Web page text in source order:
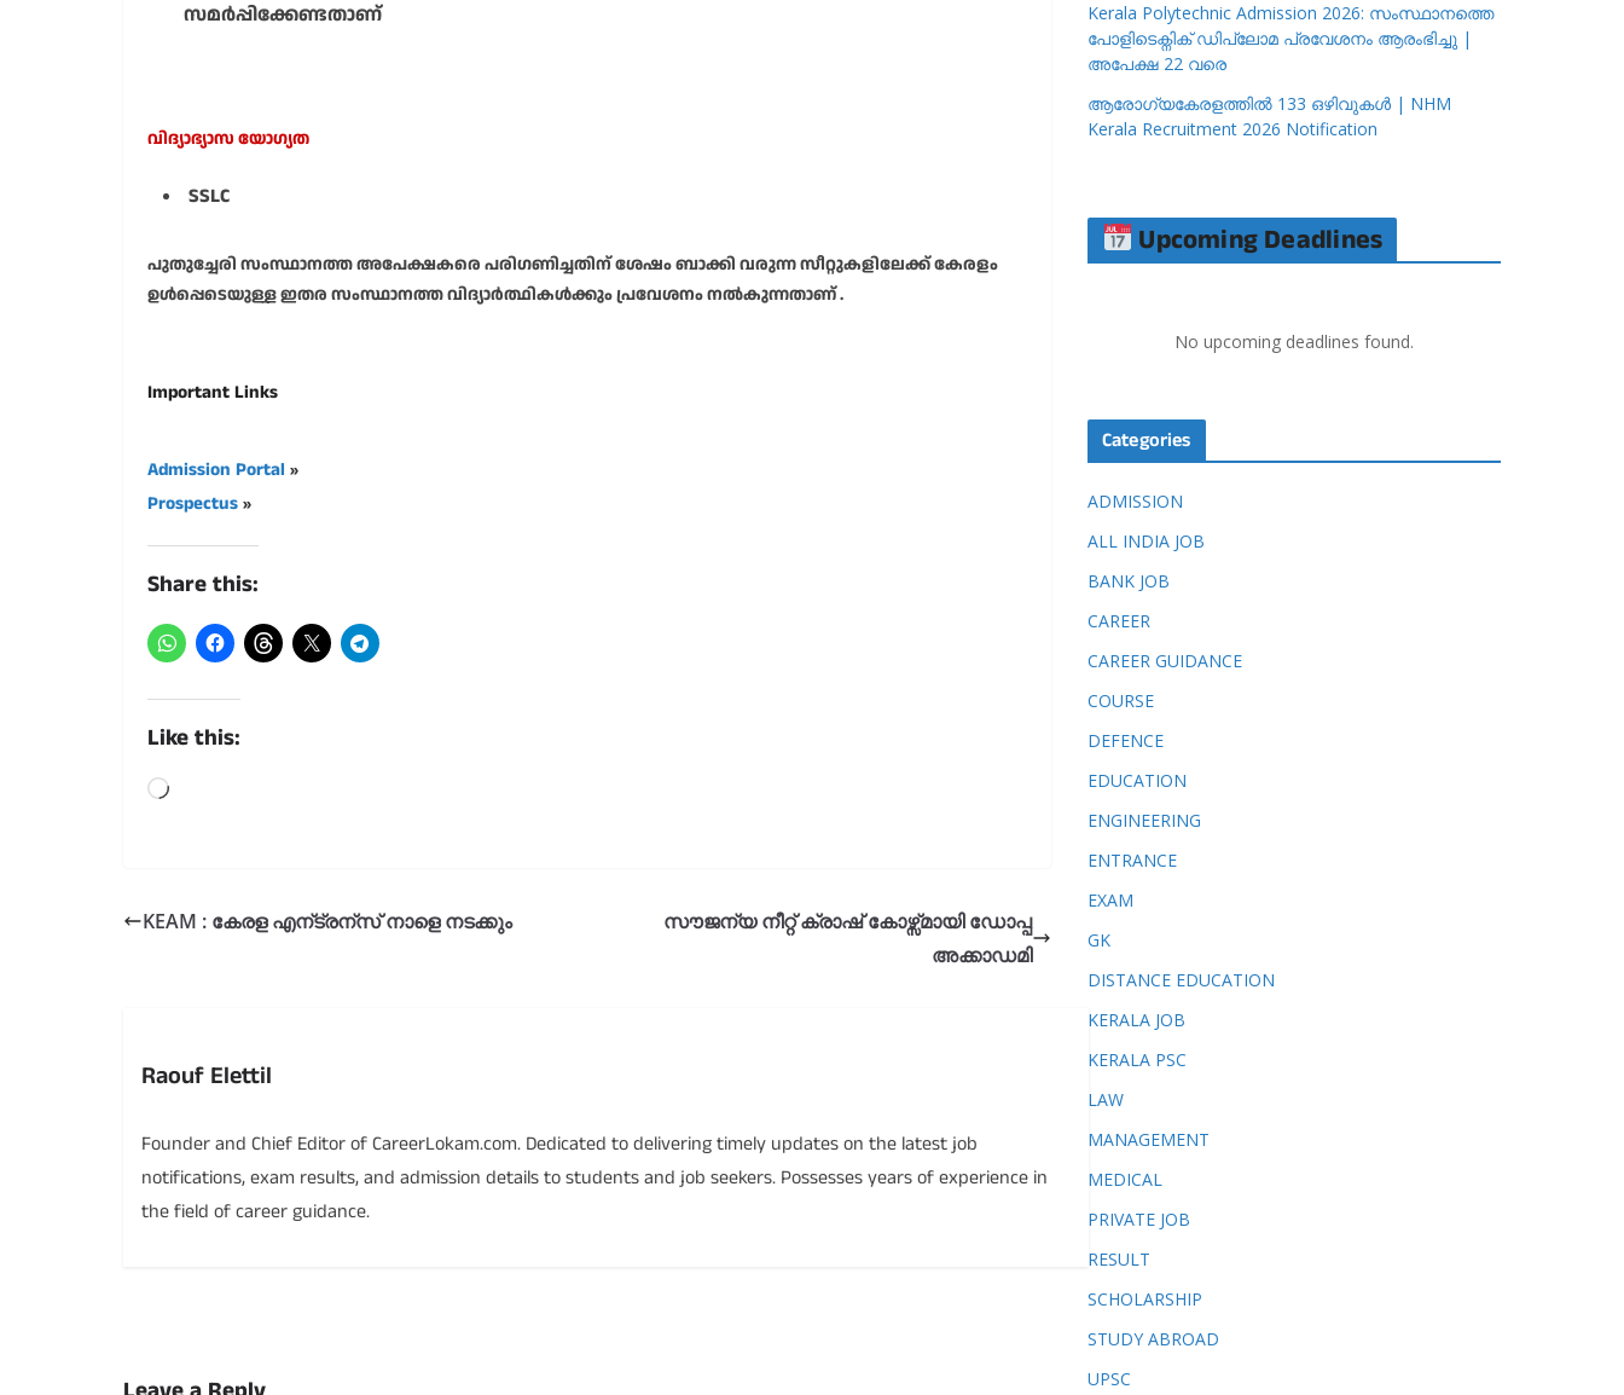
സമർപ്പിക്കേണ്ടതാണ്
വിദ്യാഭ്യാസ യോഗ്യത
SSLC
പുതുച്ചേരി സംസ്ഥാനത്ത അപേക്ഷകരെ പരിഗണിച്ചതിന് ശേഷം ബാക്കി വരുന്ന സീറ്റുകളിലേക്ക് കേരളം
ഉൾപ്പെടെയുള്ള ഇതര സംസ്ഥാനത്ത വിദ്യാർത്ഥികൾക്കും പ്രവേശനം നൽകുന്നതാണ് .
Important Links
Admission Portal »
Prospectus »
Share this:
Like this:
Loading…
KEAM : കേരള എന്ട്രന്സ് നാളെ നടക്കും
സൗജന്യ നീറ്റ് ക്രാഷ് കോഴ്സ്മായി ഡോപ്പ
അക്കാഡമി
Raouf Elettil
Founder and Chief Editor of CareerLokam.com. Dedicated to delivering timely updates on the latest job
notifications, exam results, and admission details to students and job seekers. Possesses years of experience in
the field of career guidance.
Kerala Polytechnic Admission 2026: സംസ്ഥാനത്തെ
പോളിടെക്നിക് ഡിപ്ലോമ പ്രവേശനം ആരംഭിച്ചു |
അപേക്ഷ 22 വരെ
ആരോഗ്യകേരളത്തിൽ 133 ഒഴിവുകൾ | NHM
Kerala Recruitment 2026 Notification
Upcoming Deadlines
No upcoming deadlines found.
Categories
ADMISSION
ALL INDIA JOB
BANK JOB
CAREER
CAREER GUIDANCE
COURSE
DEFENCE
EDUCATION
ENGINEERING
ENTRANCE
EXAM
GK
DISTANCE EDUCATION
KERALA JOB
KERALA PSC
LAW
MANAGEMENT
MEDICAL
PRIVATE JOB
RESULT
SCHOLARSHIP
STUDY ABROAD
UPSC